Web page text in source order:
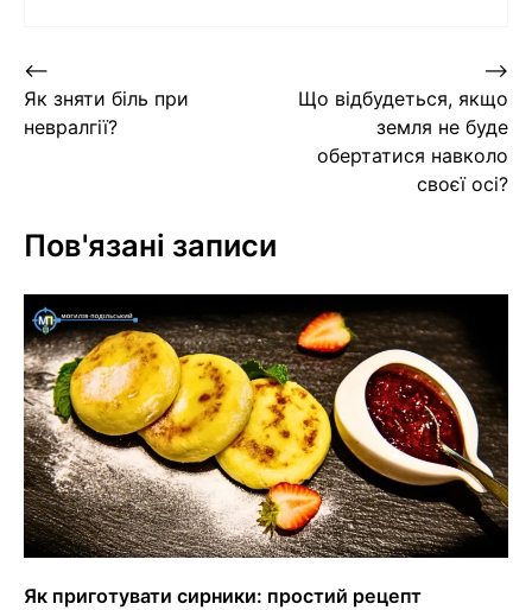
Навігація
записів
⟵
Як зняти біль при
невралгії?
Що відбудеться, якщо
земля не буде
обертатися навколо
своєї осі?
⟶
Пов'язані записи
Як приготувати сирники: простий рецепт